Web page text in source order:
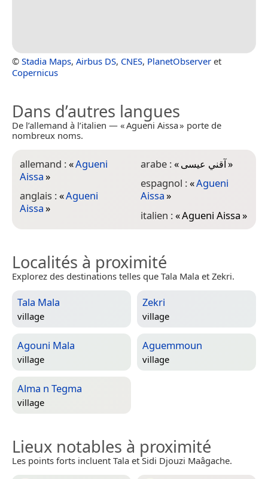
© Stadia Maps, Airbus DS, CNES, PlanetObserver et
Copernicus
Dans d’autres langues
De l’allemand à l’italien — « Agueni Aissa » porte de
nombreux noms.
allemand :«Agueni
Aissa»
anglais :«Agueni
Aissa»
arabe :«آقني عيسى»
espagnol :«Agueni
Aissa»
italien :«Agueni Aissa»
Localités à proximité
Explorez des destinations telles que Tala Mala et Zekri.
Tala Mala
village
Zekri
village
Agouni Mala
village
Aguemmoun
village
Alma n Tegma
village
Lieux notables à proximité
Les points forts incluent Tala et Sidi Djouzi Maâgache.